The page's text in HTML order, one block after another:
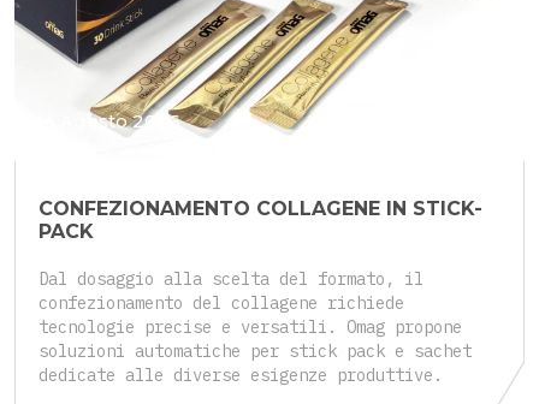
4 Agosto 2026
CONFEZIONAMENTO COLLAGENE IN STICK-
PACK
Dal dosaggio alla scelta del formato, il
confezionamento del collagene richiede
tecnologie precise e versatili. Omag propone
soluzioni automatiche per stick pack e sachet
dedicate alle diverse esigenze produttive.